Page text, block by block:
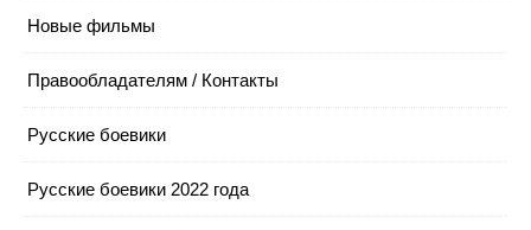
Новые фильмы
Правообладателям / Контакты
Русские боевики
Русские боевики 2022 года